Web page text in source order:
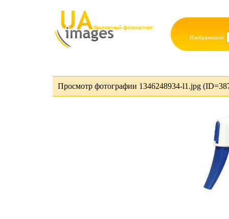
Изображения:
Просмотр фотографии 1346248934-l1.jpg